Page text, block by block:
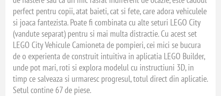
perfect pentru copii, atat baieti, cat si fete, care adora vehiculele
si joaca fantezista. Poate fi combinata cu alte seturi LEGO City
(vandute separat) pentru si mai multa distractie. Cu acest set
LEGO City Vehicule Camioneta de pompieri, cei mici se bucura
de o experienta de construit intuitiva in aplicatia LEGO Builder,
unde pot mari, roti si explora modelul cu instructiuni 3D, in
timp ce salveaza si urmaresc progresul, totul direct din aplicatie.
Setul contine 67 de piese.